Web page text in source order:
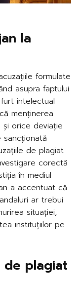
la
formulate
asupra faptului
intelectual
menținerea
orice deviație
de plagiat
corectă
în mediul
a accentuat că
ar trebui
situației,
instituțiilor pe
de plagiat